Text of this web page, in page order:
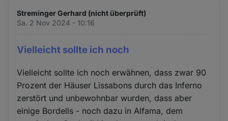
Streminger Gerhard (nicht überprüft)
Sa. 2 Nov 2024 - 10:16
Vielleicht sollte ich noch
Vielleicht sollte ich noch erwähnen, dass zwar 90
Prozent der Häuser Lissabons durch das Inferno
zerstört und unbewohnbar wurden, dass aber
einige Bordells - noch dazu in Alfama, dem